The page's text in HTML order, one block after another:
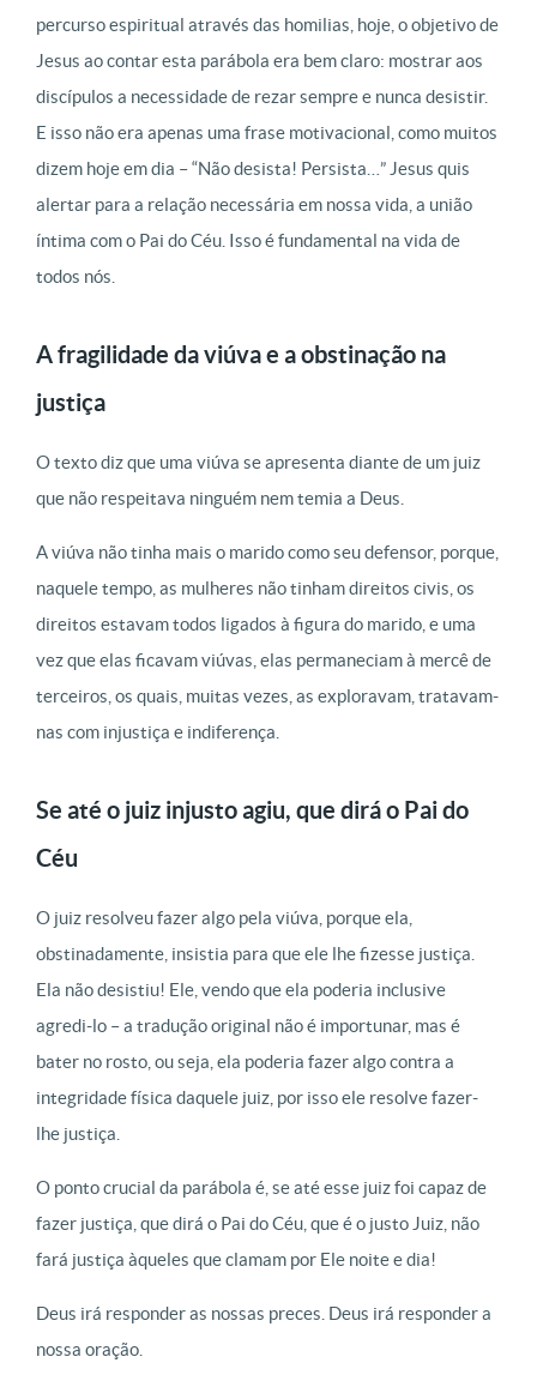
percurso espiritual através das homilias, hoje, o objetivo de
Jesus ao contar esta parábola era bem claro: mostrar aos
discípulos a necessidade de rezar sempre e nunca desistir.
E isso não era apenas uma frase motivacional, como muitos
dizem hoje em dia – “Não desista! Persista…” Jesus quis
alertar para a relação necessária em nossa vida, a união
íntima com o Pai do Céu. Isso é fundamental na vida de
todos nós.
A fragilidade da viúva e a obstinação na
justiça
O texto diz que uma viúva se apresenta diante de um juiz
que não respeitava ninguém nem temia a Deus.
A viúva não tinha mais o marido como seu defensor, porque,
naquele tempo, as mulheres não tinham direitos civis, os
direitos estavam todos ligados à figura do marido, e uma
vez que elas ficavam viúvas, elas permaneciam à mercê de
terceiros, os quais, muitas vezes, as exploravam, tratavam-
nas com injustiça e indiferença.
Se até o juiz injusto agiu, que dirá o Pai do
Céu
O juiz resolveu fazer algo pela viúva, porque ela,
obstinadamente, insistia para que ele lhe fizesse justiça.
Ela não desistiu! Ele, vendo que ela poderia inclusive
agredi-lo – a tradução original não é importunar, mas é
bater no rosto, ou seja, ela poderia fazer algo contra a
integridade física daquele juiz, por isso ele resolve fazer-
lhe justiça.
O ponto crucial da parábola é, se até esse juiz foi capaz de
fazer justiça, que dirá o Pai do Céu, que é o justo Juiz, não
fará justiça àqueles que clamam por Ele noite e dia!
Deus irá responder as nossas preces. Deus irá responder a
nossa oração.